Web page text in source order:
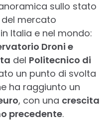
sullo stato
mercato
Italia e nel mondo:
Droni e
del Politecnico di
un punto di svolta
ha raggiunto un
, con una crescita
precedente.